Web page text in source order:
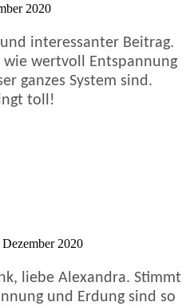
2020
interessanter Beitrag.
wertvoll Entspannung
ganzes System sind.
toll!
Dezember 2020
liebe Alexandra. Stimmt
und Erdung sind so